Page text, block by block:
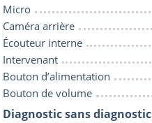
Micro
Caméra arrière
Écouteur interne
Intervenant
Bouton d’alimentation
Bouton de volume
Diagnostic sans diagnostic